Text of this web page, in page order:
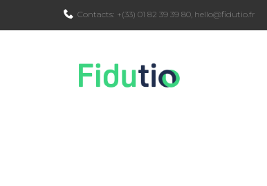
to
Contacts: +(33) 01 82 39 39 80, hello@fidutio.fr